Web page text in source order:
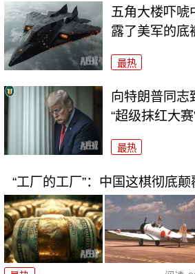
五角大楼吓唬
露了美军的底
最热
向特朗普同志
“超级抹红大赛
最热
“工厂的工厂”：中国这棋彻底